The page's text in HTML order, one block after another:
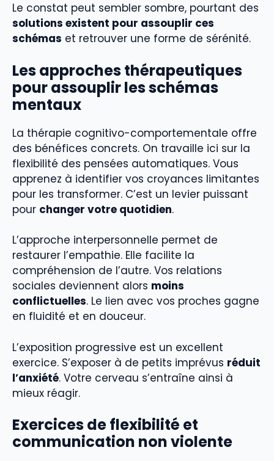
Le constat peut sembler sombre, pourtant des
solutions existent pour assouplir ces
schémas et retrouver une forme de sérénité.
Les approches thérapeutiques
pour assouplir les schémas
mentaux
La thérapie cognitivo-comportementale offre
des bénéfices concrets. On travaille ici sur la
flexibilité des pensées automatiques. Vous
apprenez à identifier vos croyances limitantes
pour les transformer. C’est un levier puissant
pour changer votre quotidien.
L’approche interpersonnelle permet de
restaurer l’empathie. Elle facilite la
compréhension de l’autre. Vos relations
sociales deviennent alors moins
conflictuelles. Le lien avec vos proches gagne
en fluidité et en douceur.
L’exposition progressive est un excellent
exercice. S’exposer à de petits imprévus réduit
l’anxiété. Votre cerveau s’entraîne ainsi à
mieux réagir.
Exercices de flexibilité et
communication non violente